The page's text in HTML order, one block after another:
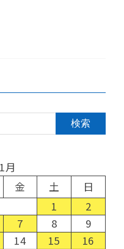
月
金 土
日
1
2
7 8
9
14 15
16